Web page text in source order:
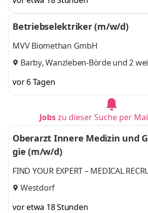
Betriebselektriker (m/w/d)
MVV Biomethan GmbH
Barby,Wanzleben-Bördeund 2
vor 6 Tagen
Jobszu dieser Suche per
Oberarzt Innere Medizin und
gie (m/w/d)
FIND YOUR EXPERT – MEDICAL
Westdorf
vor etwa 18 Stunden